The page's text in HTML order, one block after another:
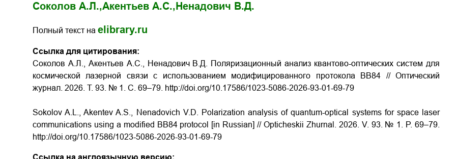
Соколов А.Л.,Акентьев А.С., Ненадович В.Д.
Полный текст на elibrary.ru
Ссылка для цитирования:
Соколов А.Л., Акентьев А.С., Ненадович В.Д. Поляризационный анализ квантово-оптических систем для
космической лазерной связи с использованием модифицированного протокола BB84 // Оптический
журнал. 2026. Т. 93. № 1. С. 69–79. http://doi.org/10.17586/1023-5086-2026-93-01-69-79
Sokolov A.L., Akentev A.S., Nenadovich V.D. Polarization analysis of quantum-optical systems for space laser
communications using a modified BB84 protocol [in Russian] // Opticheskii Zhurnal. 2026. V. 93. № 1. P. 69–79.
http://doi.org/10.17586/1023-5086-2026-93-01-69-79
Ссылка на англоязычную версию: